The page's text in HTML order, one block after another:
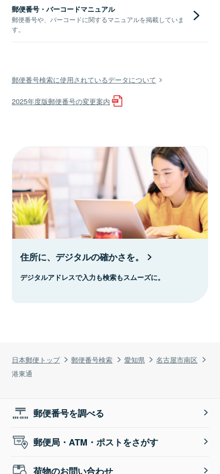
日本郵便トップ 郵便番号検索 愛知県
名古屋市南区
港東通
郵便番号・バーコードマニュアル
郵便番号や、バーコードに関するマニュアルを掲載していま
す。
郵便番号検索に使用されているデータについて
2025年度版郵便番号の変更案内
住所に、デジタルの確かさを。
デジタルアドレスで入力も検索もスムーズに。
郵便番号を調べる
郵便局・ATM・ポストをさがす
荷物のお問い合わせ